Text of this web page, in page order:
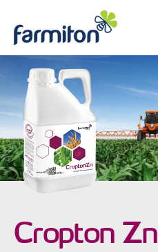
Cropton Zn